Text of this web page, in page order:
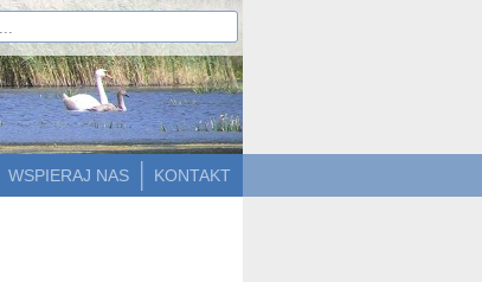
KONTAKT
WSPIERAJ NAS